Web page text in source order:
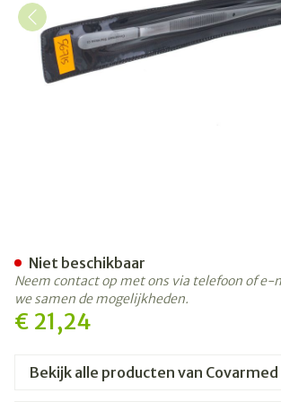
€ 21,24
Niet beschikbaar
Neem contact op met ons via telefoon of e-
we samen de mogelijkheden.
Bekijk alle producten van Covarmed